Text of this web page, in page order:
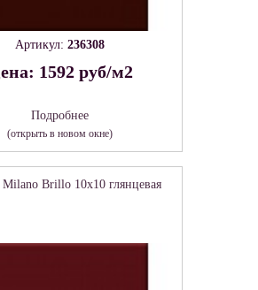
Артикул: 236308
1592 руб/м2
Подробнее
(открыть в новом окне)
Milano Brillo 10x10 глянцевая